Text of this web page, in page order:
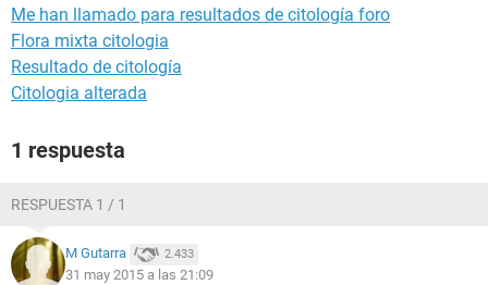
Me han llamado para resultados de citología foro
Flora mixta citologia
Resultado de citología
Citologia alterada
1 respuesta
RESPUESTA 1 / 1
M Gutarra 2.433
31 may 2015 a las 21:09